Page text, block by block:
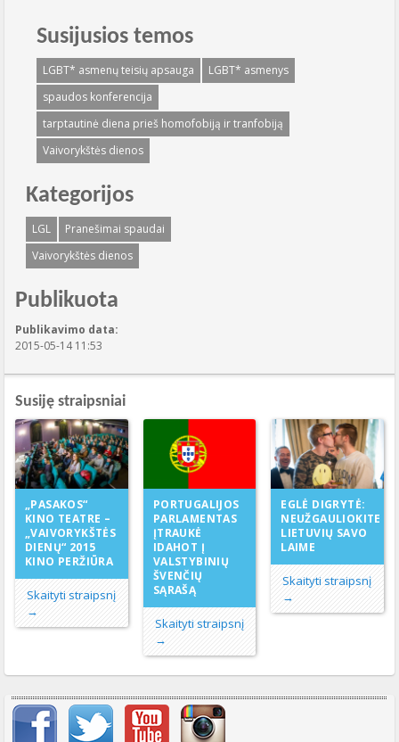
Susijusios temos
LGBT* asmenų teisių apsauga
LGBT* asmenys
spaudos konferencija
tarptautinė diena prieš homofobiją ir tranfobiją
Vaivorykštės dienos
Kategorijos
LGL
Pranešimai spaudai
Vaivorykštės dienos
Publikuota
Publikavimo data:
2015-05-14 11:53
Susiję straipsniai
„PASAKOS“
KINO TEATRE –
„VAIVORYKŠTĖS
DIENŲ“ 2015
KINO PERŽIŪRA
Skaityti straipsnį
→
PORTUGALIJOS
PARLAMENTAS
ĮTRAUKĖ
IDAHOT Į
VALSTYBINIŲ
ŠVENČIŲ
SĄRAŠĄ
Skaityti straipsnį
→
EGLĖ DIGRYTĖ:
NEUŽGAULIOKITE
LIETUVIŲ SAVO
LAIME
Skaityti straipsnį
→
Svarbių įrašų meniu